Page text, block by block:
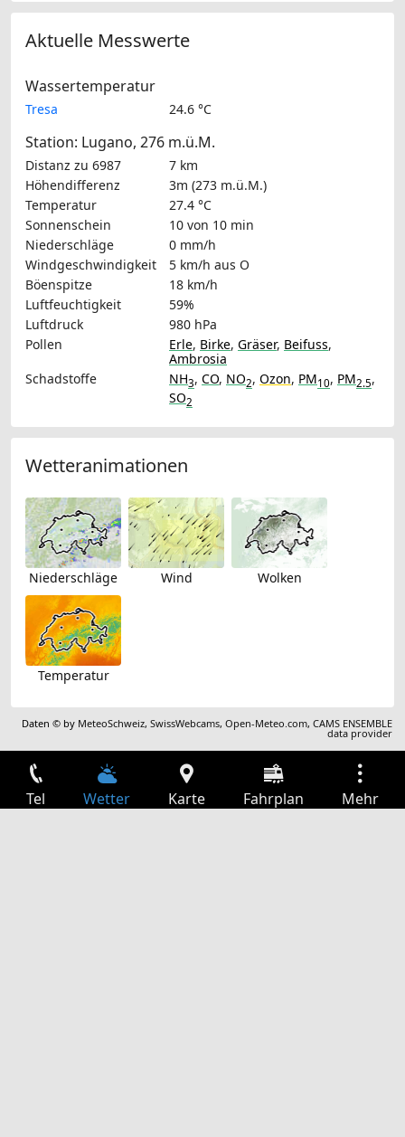
Aktuelle Messwerte
Wassertemperatur
Tresa 24.6 °C
Station: Lugano, 276 m.ü.M.
Distanz zu 6987
7 km
Höhendifferenz
3m (273 m.ü.M.)
Temperatur
27.4 °C
Sonnenschein
10 von 10 min
Niederschläge
0 mm/h
Windgeschwindigkeit
5 km/h aus O
Böenspitze
18 km/h
Luftfeuchtigkeit
59%
Luftdruck
980 hPa
Pollen
Erle, Birke, Gräser, Beifuss,
Ambrosia
Schadstoffe
NH3, CO, NO2, Ozon, PM10, PM2.5,
SO2
Wetteranimationen
Niederschläge Wind Wolken
Temperatur
Daten © by MeteoSchweiz,SwissWebcams,Open-Meteo.com,CAMS ENSEMBLE
data provider
Tel Wetter Karte Fahrplan Mehr